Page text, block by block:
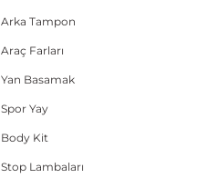
Arka Tampon
Araç Farları
Yan Basamak
Spor Yay
Body Kit
Stop Lambaları